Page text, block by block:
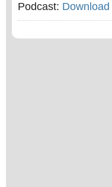
Podcast: Download